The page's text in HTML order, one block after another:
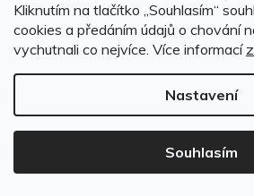
Kliknutím na tlačítko ,,Souhlasím“
cookies a předáním údajů o chování
vychutnali co nejvíce. Více informací
Nastavení
Souhlasím